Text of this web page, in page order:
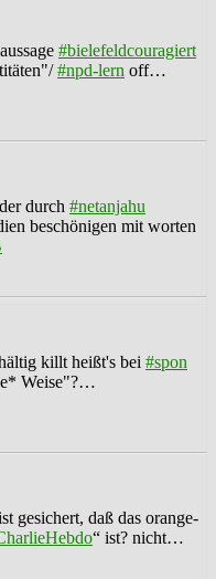
#bielefeldcouragiert
#npd-lern off…
durch #netanjahu
beschönigen mit worten
killt heißt's bei #spon
Weise"?…
gesichert, daß das orange-
“ ist? nicht…